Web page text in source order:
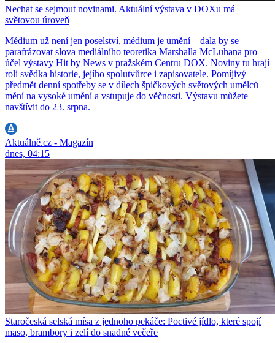
Nechat se sejmout novinami. Aktuální výstava v DOXu má
světovou úroveň
Médium už není jen poselství, médium je umění – dala by se
parafrázovat slova mediálního teoretika Marshalla McLuhana pro
účel výstavy Hit by News v pražském Centru DOX. Noviny tu hrají
roli svědka historie, jejího spolutvůrce i zapisovatele. Pomíjivý
předmět denní spotřeby se v dílech špičkových světových umělců
mění na vysoké umění a vstupuje do věčnosti. Výstavu můžete
navštívit do 23. srpna.
Aktuálně.cz - Magazín
dnes, 04:15
Staročeská selská mísa z jednoho pekáče: Poctivé jídlo, které spojí
maso, brambory i zelí do snadné večeře